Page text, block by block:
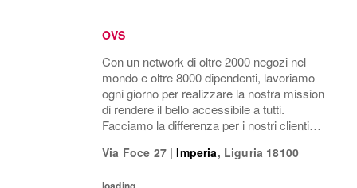
OVS
Con un network di oltre 2000 negozi nel
mondo e oltre 8000 dipendenti, lavoriamo
ogni giorno per realizzare la nostra mission
di rendere il bello accessibile a tutti.
Facciamo la differenza per i nostri clienti
OVS Kids, UPIM, Blukids, Croff, Les...
Via Foce 27 | Imperia, Liguria 18100